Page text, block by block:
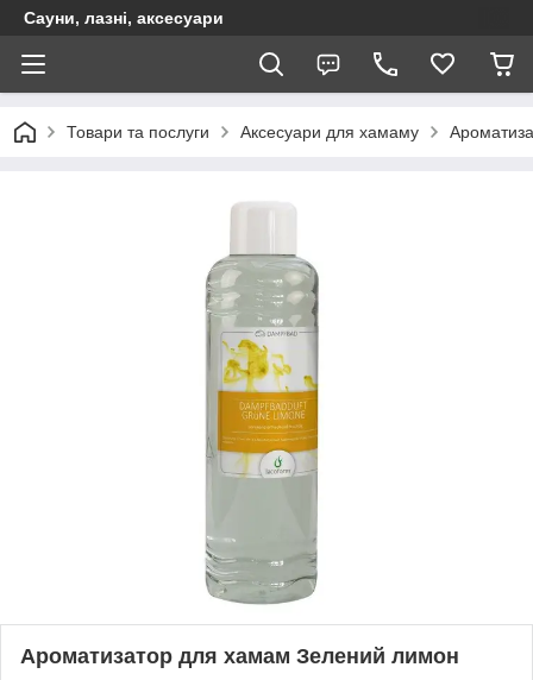
Сауни, лазні, аксесуари
Товари та послуги Аксесуари для хамаму
Ароматизатор для хамам Зелений лимон